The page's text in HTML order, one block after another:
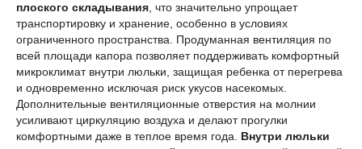
плоского складывания , что значительно упрощает
транспортировку и хранение, особенно в условиях
ограниченного пространства. Продуманная вентиляция по
всей площади капора позволяет поддерживать комфортный
микроклимат внутри люльки, защищая ребенка от перегрева
и одновременно исключая риск укусов насекомых.
Дополнительные вентиляционные отверстия на молнии
усиливают циркуляцию воздуха и делают прогулки
комфортными даже в теплое время года. Внутри люльки